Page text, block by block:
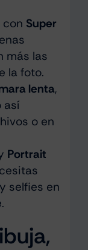
Super
más las
la foto.
lenta,
así
o en
Portrait
selfies en